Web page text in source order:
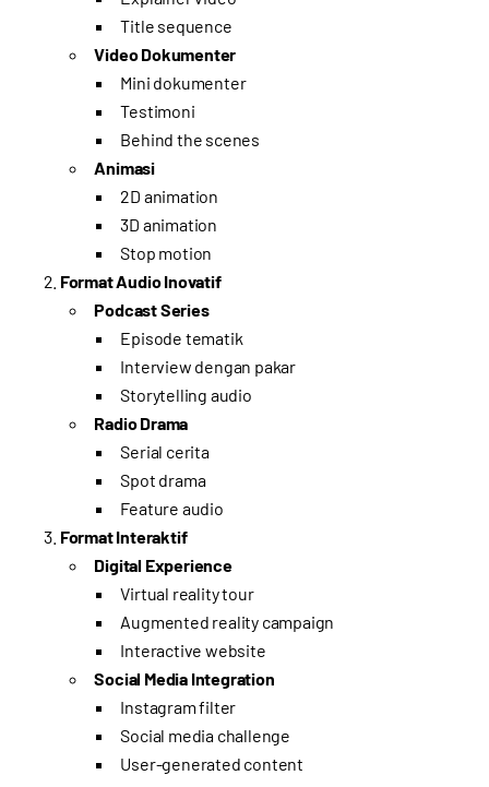
Title sequence
Video Dokumenter
Mini dokumenter
Testimoni
Behind the scenes
Animasi
2D animation
3D animation
Stop motion
Format Audio Inovatif
Podcast Series
Episode tematik
Interview dengan pakar
Storytelling audio
Radio Drama
Serial cerita
Spot drama
Feature audio
Format Interaktif
Digital Experience
Virtual reality tour
Augmented reality campaign
Interactive website
Social Media Integration
Instagram filter
Social media challenge
User-generated content